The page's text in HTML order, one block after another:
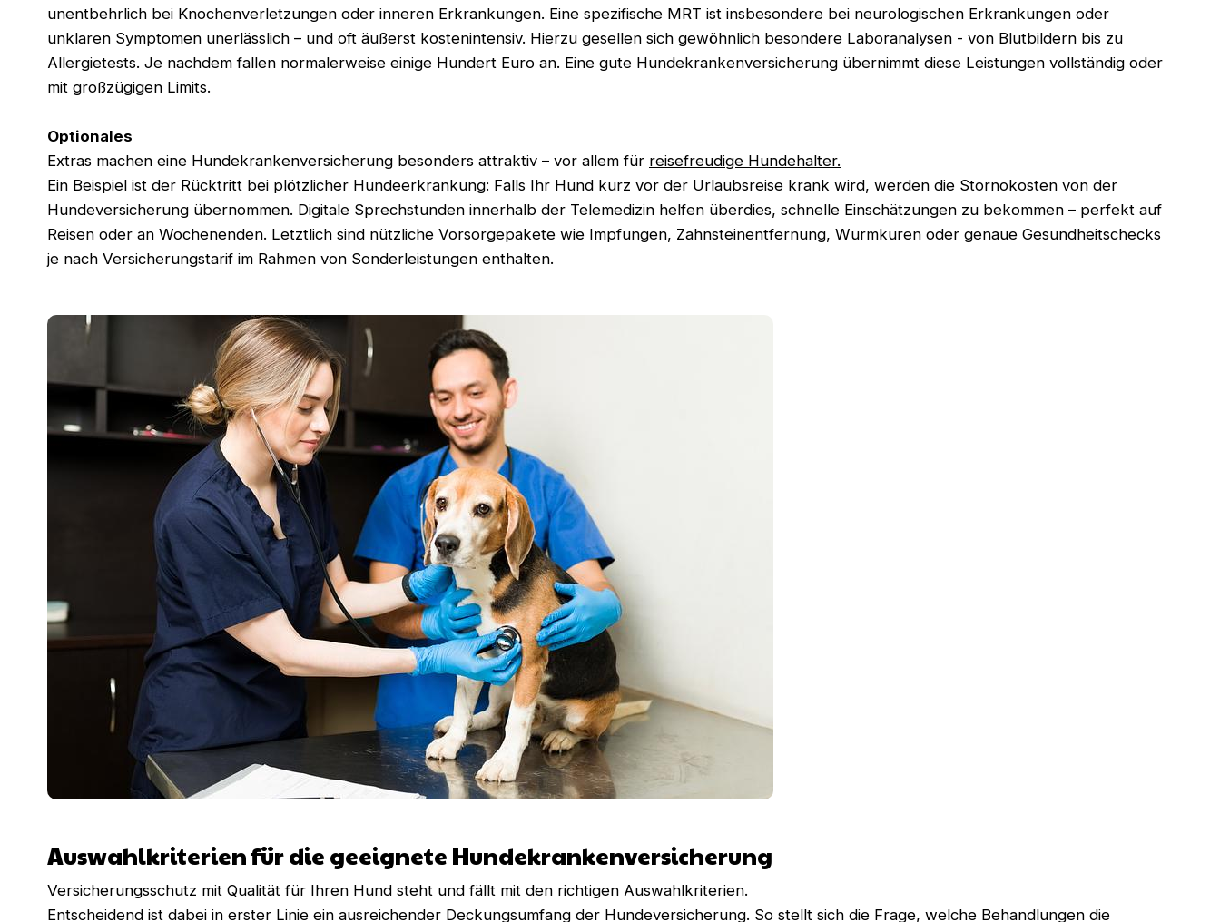
unentbehrlich bei Knochenverletzungen oder inneren Erkrankungen. Eine spezifische MRT ist insbesondere bei neurologischen Erkrankungen oder
unklaren Symptomen unerlässlich – und oft äußerst kostenintensiv. Hierzu gesellen sich gewöhnlich besondere Laboranalysen - von Blutbildern bis zu
Allergietests. Je nachdem fallen normalerweise einige Hundert Euro an. Eine gute Hundekrankenversicherung übernimmt diese Leistungen vollständig oder
mit großzügigen Limits.
Optionales
Extras machen eine Hundekrankenversicherung besonders attraktiv – vor allem für reisefreudige Hundehalter.
Ein Beispiel ist der Rücktritt bei plötzlicher Hundeerkrankung: Falls Ihr Hund kurz vor der Urlaubsreise krank wird, werden die Stornokosten von der
Hundeversicherung übernommen. Digitale Sprechstunden innerhalb der Telemedizin helfen überdies, schnelle Einschätzungen zu bekommen – perfekt auf
Reisen oder an Wochenenden. Letztlich sind nützliche Vorsorgepakete wie Impfungen, Zahnsteinentfernung, Wurmkuren oder genaue Gesundheitschecks
je nach Versicherungstarif im Rahmen von Sonderleistungen enthalten.
Auswahlkriterien für die geeignete Hundekrankenversicherung
Versicherungsschutz mit Qualität für Ihren Hund steht und fällt mit den richtigen Auswahlkriterien.
Entscheidend ist dabei in erster Linie ein ausreichender Deckungsumfang der Hundeversicherung. So stellt sich die Frage, welche Behandlungen die